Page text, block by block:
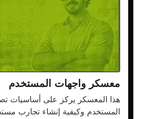
معسكر واجهات المستخدم
هذا المعسكر يركز على أساسيات
المستخدم وكيفية إنشاء تجارب